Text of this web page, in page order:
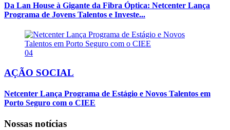
Da Lan House à Gigante da Fibra Óptica: Netcenter Lança
Programa de Jovens Talentos e Investe...
04
AÇÃO SOCIAL
Netcenter Lança Programa de Estágio e Novos Talentos em
Porto Seguro com o CIEE
Nossas notícias